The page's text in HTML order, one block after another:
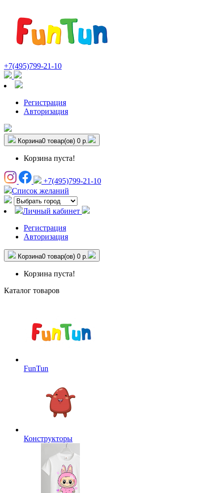
+7(495)799-21-10
Регистрация
Авторизация
Корзина0 товар(ов) 0 р.
Корзина пуста!
+7(495)799-21-10
Список желаний
Личный кабинет
Регистрация
Авторизация
Корзина0 товар(ов) 0 р.
Корзина пуста!
Каталог товаров
FunTun
Конструкторы